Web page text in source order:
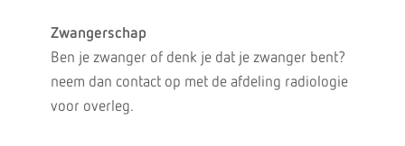
Zwangerschap
Ben je zwanger of denk je dat je zwanger bent?
neem dan contact op met de afdeling radiologie
voor overleg.